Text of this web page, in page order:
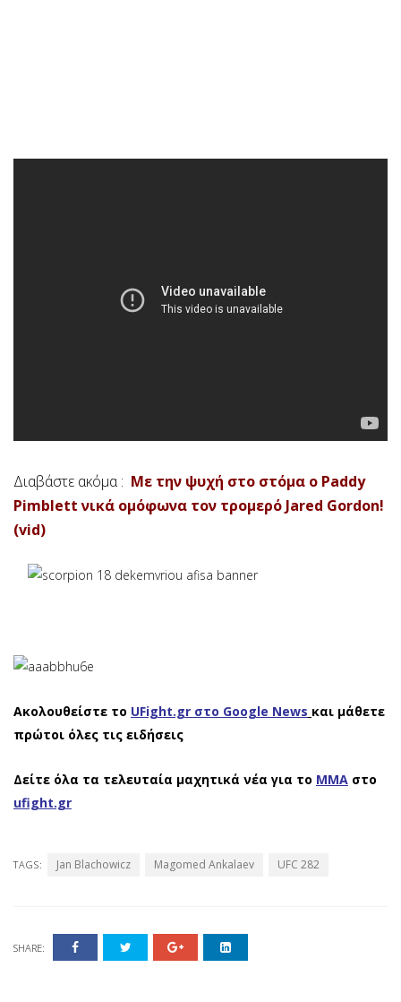
Διαβάστε ακόμα : Με την ψυχή στο στόμα ο Paddy
Pimblett νικά ομόφωνα τον τρομερό Jared Gordon!
(vid)
Ακολουθείστε το UFight.gr στο Google News και μάθετε
πρώτοι όλες τις ειδήσεις
Δείτε όλα τα τελευταία μαχητικά νέα για το ΜΜΑ στο
ufight.gr
TAGS: Jan Blachowicz Magomed Ankalaev UFC 282
SHARE: